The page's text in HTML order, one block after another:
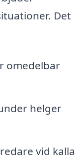
Det
omedelbar
helger
vid kalla